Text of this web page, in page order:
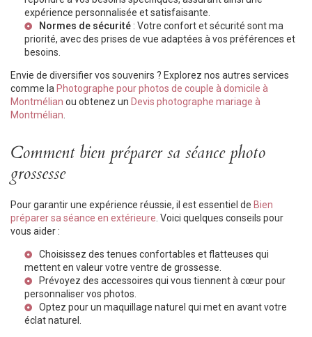
expérience personnalisée et satisfaisante.
Normes de sécurité : Votre confort et sécurité sont ma
priorité, avec des prises de vue adaptées à vos préférences et
besoins.
Envie de diversifier vos souvenirs ? Explorez nos autres services
comme la Photographe pour photos de couple à domicile à
Montmélian ou obtenez un Devis photographe mariage à
Montmélian
Comment bien préparer sa séance photo
grossesse
Pour garantir une expérience réussie, il est essentiel de Bien
préparer sa séance en extérieure . Voici quelques conseils pour
vous aider :
Choisissez des tenues confortables et flatteuses qui
mettent en valeur votre ventre de grossesse.
Prévoyez des accessoires qui vous tiennent à cœur pour
personnaliser vos photos.
Optez pour un maquillage naturel qui met en avant votre
éclat naturel.